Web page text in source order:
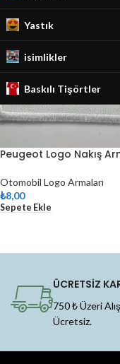
Yastık
isimlikler
Baskılı Tişörtler
Peugeot Logo Nakış
Otomobil Logo Armaları
₺8,00
Sepete Ekle
ÜCRETSİZ
750 ₺ Üzeri
Ücretsiz.